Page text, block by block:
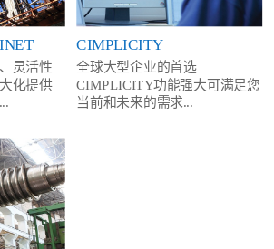
灵活性
化提供
CIMPLICITY
全球大型企业的首选
CIMPLICITY功能强大可满足您
当前和未来的需求...